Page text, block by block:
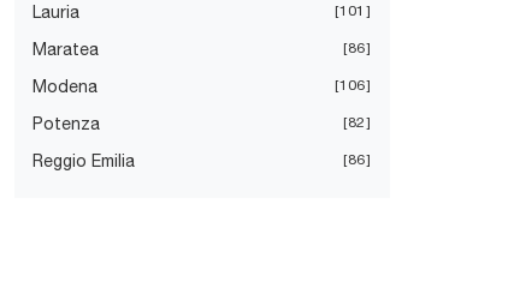
Lauria 101
Maratea 86
Modena 106
Potenza 82
Reggio Emilia 86